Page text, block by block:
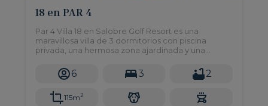
18 en PAR 4
Par 4 Villa 18 en Salobre Golf Resort es una
maravillosa villa de 3 dormitorios con piscina
privada, una hermosa zona ajardinada y una
aire libre y con vistas al campo de golf.
6 3 2
115m2